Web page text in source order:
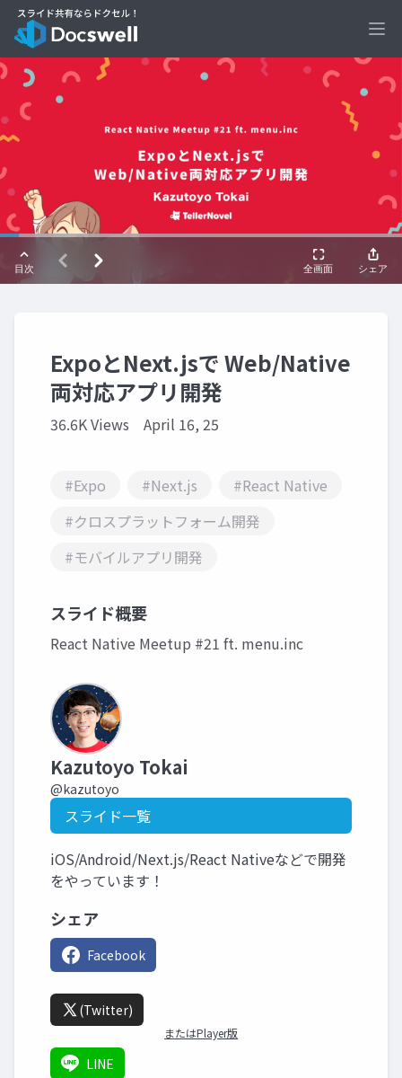
ExpoとNext.jsで Web/Native
両対応アプリ開発
36.6K Views April 16, 25
#Expo #Next.js
#React Native
#クロスプラットフォーム開発
#モバイルアプリ開発
スライド概要
React Native Meetup #21 ft. menu.inc
Kazutoyo Tokai
@kazutoyo
スライド一覧
iOS/Android/Next.js/React Nativeなどで開発
をやっています！
シェア
Facebook
(Twitter)
またはPlayer版
LINE